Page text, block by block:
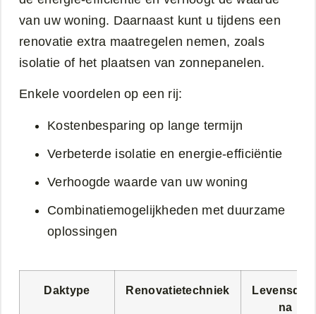
van uw woning. Daarnaast kunt u tijdens een
renovatie extra maatregelen nemen, zoals
isolatie of het plaatsen van zonnepanelen.
Enkele voordelen op een rij:
Kostenbesparing op lange termijn
Verbeterde isolatie en energie-efficiëntie
Verhoogde waarde van uw woning
Combinatiemogelijkheden met duurzame
oplossingen
Daktype Renovatietechniek
na